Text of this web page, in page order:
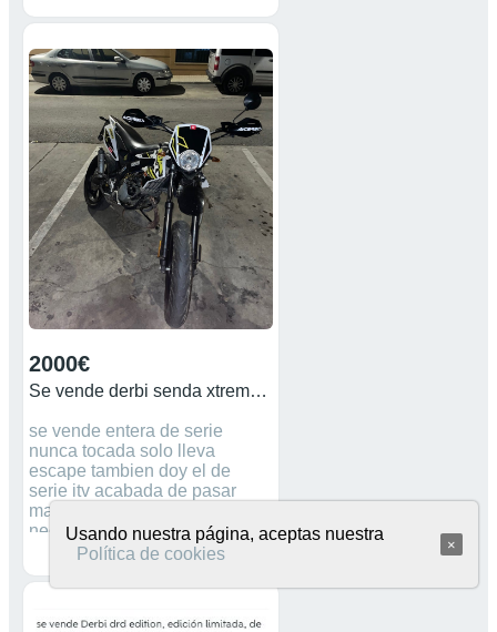
17’5 delorto se le daria su
cachas,2 pares de
ruedas(llantas de palo slim de
competición),
intermitentes,Portamatriculas
,2 caretas ,la moto está nueva .
PREGUNTAR SIN
COMPROMISOS Y MANDO
MÁS FOTOS DE LA MOTO
2000€
Se vende derbi senda xtreme sm año 2017
se vende entera de serie
nunca tocada solo lleva
escape tambien doy el de
serie itv acabada de pasar
mas preguntas ablarme no
negociable
Usando nuestra página, aceptas nuestra
Política de cookies
×